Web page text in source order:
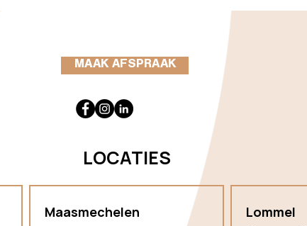
MAAK AFSPRAAK
LOCATIES
Maasmechelen Lommel